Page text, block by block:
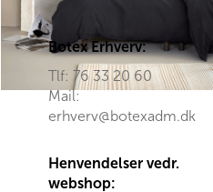
varesiden
Botex Erhverv:
Tlf: 76 33 20 60
Mail:
erhverv@botexadm.dk
Henvendelser vedr.
webshop: